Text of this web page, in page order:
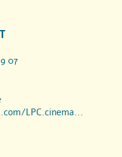
07
LPC.cinema...